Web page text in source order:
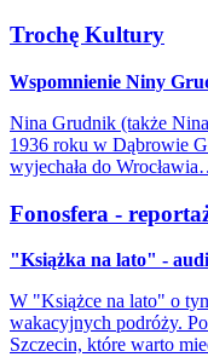
Trochę Kultury
Wspomnienie Niny
Nina Grudnik (także
1936 roku w Dąbrowie
wyjechała do
Fonosfera -
"Książka na lato" -
W "Książce na lato" o
wakacyjnych podróży.
Szczecin, które warto